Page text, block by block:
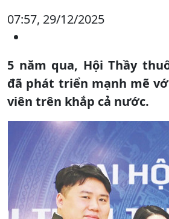
07:57, 29/12/2025
5 năm qua, Hội Thầy
đã phát triển mạnh mẽ
viên trên khắp cả nước.